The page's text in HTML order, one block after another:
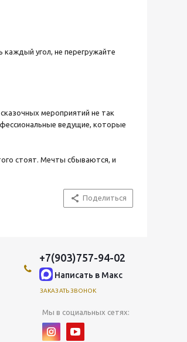
каждый угол, не перегружайте
мероприятий не так
ведущие, которые
стоят. Мечты сбываются, и
Поделиться
+7(903)757-94-02
Написать в Maкс
ЗАКАЗАТЬ ЗВОНОК
Мы в социальных сетях: